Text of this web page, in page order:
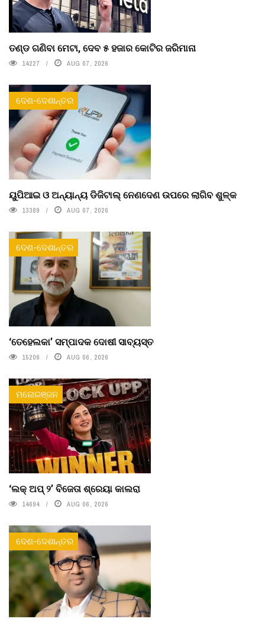
ତଣ୍ଡ ଗଣିବା ମେଟା, ଦେବ ୫ ହଜାର କୋଟିର ଜରିମାନା
14227 AUG 07, 2026
ଦେଶ-ଦେଶାନ୍ତର
ୟୁପିଆଇ ଓ ଅନ୍ୟାନ୍ୟ ଡିଜିଟାଲ୍ ନେଣଦେଣ ଉପରେ ଲାଗିବ ଶୁଳ୍କ
13389 AUG 07, 2026
ଦେଶ-ଦେଶାନ୍ତର
‘ତେହେଲକା’ ସମ୍ପାଦକ ଦୋଷୀ ସାବ୍ୟସ୍ତ
15206 AUG 06, 2026
ମନୋରଞ୍ଜନ
‘ଲକ୍ ଅପ୍ ୨’ ବିଜେତା ଶ୍ରେୟା କାଲରା
14694 AUG 06, 2026
ଦେଶ-ଦେଶାନ୍ତର